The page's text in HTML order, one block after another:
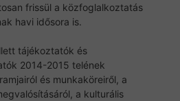
frissül a közfoglalkoztatás
havi idősora is.
tájékoztatók és
2014-2015 telének
és munkaköreiről, a
a kulturális